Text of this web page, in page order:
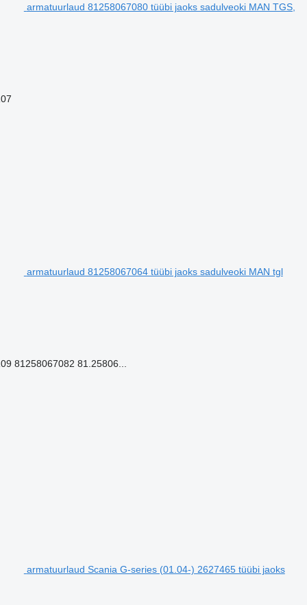
armatuurlaud 81258067080 tüübi jaoks sadulveoki MAN TGS,
armatuurlaud 81258067064 tüübi jaoks sadulveoki MAN tgl
81258067082 81.25806...
armatuurlaud Scania G-series (01.04-) 2627465 tüübi jaoks